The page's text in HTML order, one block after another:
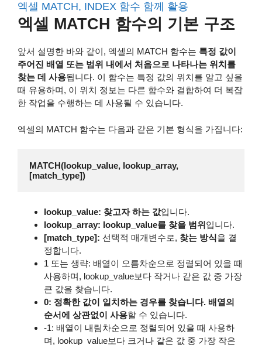
엑셀 MATCH, INDEX 함수 함께 활용
엑셀 MATCH 함수의 기본 구조
앞서 설명한 바와 같이, 엑셀의 MATCH 함수는 특정 값이
주어진 배열 또는 범위 내에서 처음으로 나타나는 위치를
찾는 데 사용됩니다. 이 함수는 특정 값의 위치를 알고 싶을
때 유용하며, 이 위치 정보는 다른 함수와 결합하여 더 복잡
한 작업을 수행하는 데 사용될 수 있습니다.
엑셀의 MATCH 함수는 다음과 같은 기본 형식을 가집니다:
MATCH(lookup_value, lookup_array,
[match_type])
lookup_value: 찾고자 하는 값입니다.
lookup_array: lookup_value를 찾을 범위입니다.
[match_type]: 선택적 매개변수로, 찾는 방식을 결
정합니다.
1 또는 생략: 배열이 오름차순으로 정렬되어 있을 때
사용하며, lookup_value보다 작거나 같은 값 중 가장
큰 값을 찾습니다.
0: 정확한 값이 일치하는 경우를 찾습니다. 배열의
순서에 상관없이 사용할 수 있습니다.
-1: 배열이 내림차순으로 정렬되어 있을 때 사용하
며, lookup_value보다 크거나 같은 값 중 가장 작은